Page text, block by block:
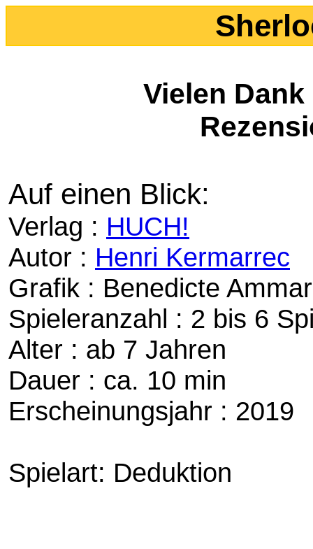
Vielen
Auf einen Blick:
Verlag : HUCH!
Autor : Henri Kermarrec
Grafik : Benedicte Ammar
Spieleranzahl : 2 bis 6
Alter : ab 7 Jahren
Dauer : ca. 10 min
Erscheinungsjahr : 2019
Spielart: Deduktion